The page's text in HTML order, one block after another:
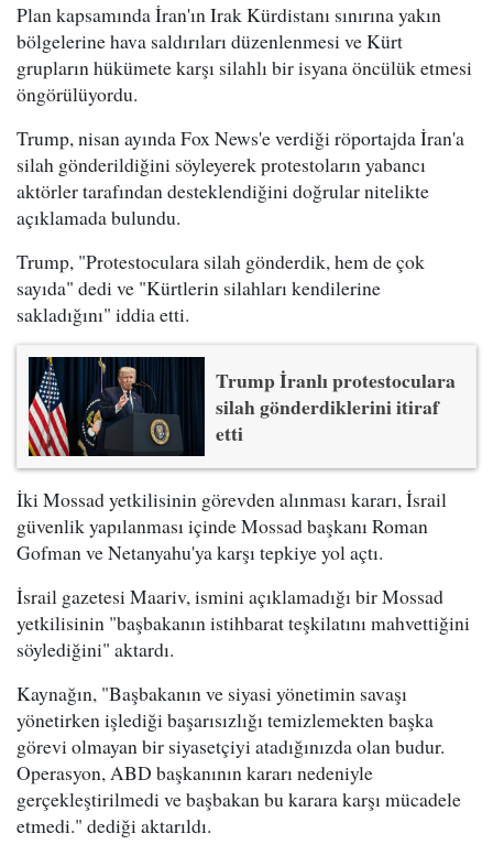
Plan kapsamında İran'ın Irak Kürdistanı sınırına yakın
bölgelerine hava saldırıları düzenlenmesi ve Kürt
grupların hükümete karşı silahlı bir isyana öncülük etmesi
öngörülüyordu.
Trump, nisan ayında Fox News'e verdiği röportajda İran'a
silah gönderildiğini söyleyerek protestoların yabancı
aktörler tarafından desteklendiğini doğrular nitelikte
açıklamada bulundu.
Trump, "Protestoculara silah gönderdik, hem de çok
sayıda" dedi ve "Kürtlerin silahları kendilerine
sakladığını" iddia etti.
Trump İranlı protestoculara
silah gönderdiklerini itiraf
etti
İki Mossad yetkilisinin görevden alınması kararı, İsrail
güvenlik yapılanması içinde Mossad başkanı Roman
Gofman ve Netanyahu'ya karşı tepkiye yol açtı.
İsrail gazetesi Maariv, ismini açıklamadığı bir Mossad
yetkilisinin "başbakanın istihbarat teşkilatını mahvettiğini
söylediğini" aktardı.
Kaynağın, "Başbakanın ve siyasi yönetimin savaşı
yönetirken işlediği başarısızlığı temizlemekten başka
görevi olmayan bir siyasetçiyi atadığınızda olan budur.
Operasyon, ABD başkanının kararı nedeniyle
gerçekleştirilmedi ve başbakan bu karara karşı mücadele
etmedi." dediği aktarıldı.